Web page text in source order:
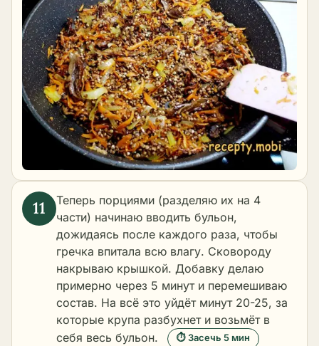
Теперь порциями (разделяю их на 4
части) начинаю вводить бульон,
дожидаясь после каждого раза, чтобы
гречка впитала всю влагу. Сковороду
накрываю крышкой. Добавку делаю
примерно через 5 минут и перемешиваю
состав. На всё это уйдёт минут 20-25, за
которые крупа разбухнет и возьмёт в
себя весь бульон.
⏱ Засечь 5 мин